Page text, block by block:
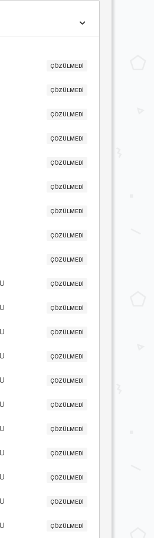
ÇÖZÜLMEDİ
ÇÖZÜLMEDİ
ÇÖZÜLMEDİ
ÇÖZÜLMEDİ
ÇÖZÜLMEDİ
ÇÖZÜLMEDİ
ÇÖZÜLMEDİ
ÇÖZÜLMEDİ
ÇÖZÜLMEDİ
ÇÖZÜLMEDİ
ÇÖZÜLMEDİ
ÇÖZÜLMEDİ
ÇÖZÜLMEDİ
ÇÖZÜLMEDİ
ÇÖZÜLMEDİ
ÇÖZÜLMEDİ
ÇÖZÜLMEDİ
ÇÖZÜLMEDİ
ÇÖZÜLMEDİ
ÇÖZÜLMEDİ